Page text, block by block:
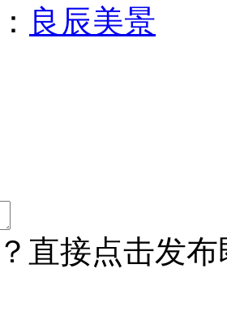
良辰美景
直接点击发